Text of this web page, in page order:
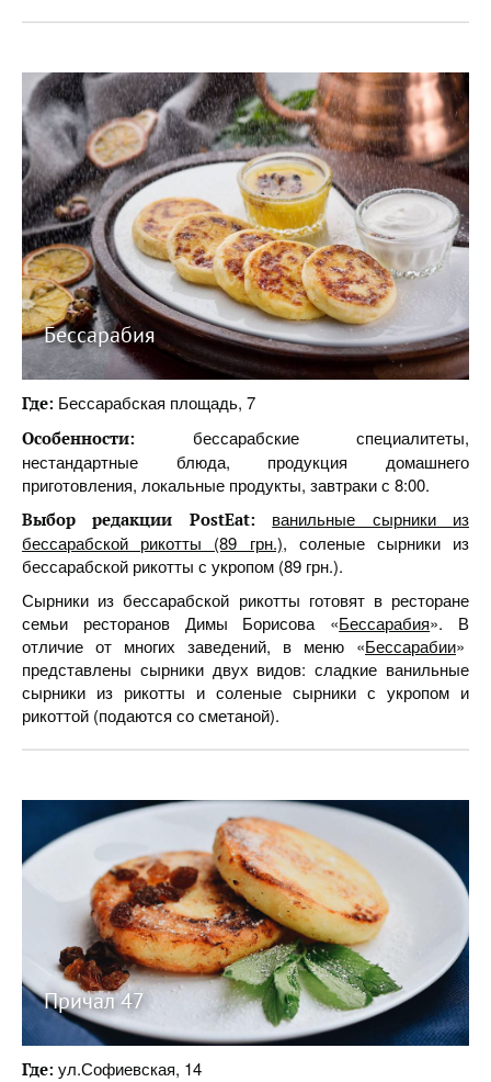
Бессарабия
Где: Бессарабская площадь, 7
Особенности: бессарабские специалитеты,
нестандартные блюда, продукция домашнего
приготовления, локальные продукты, завтраки с 8:00.
Выбор редакции PostEat: ванильные сырники из
бессарабской рикотты (89 грн.), соленые сырники из
бессарабской рикотты с укропом (89 грн.).
Сырники из бессарабской рикотты готовят в ресторане
семьи ресторанов Димы Борисова «Бессарабия». В
отличие от многих заведений, в меню «Бессарабии»
представлены сырники двух видов: сладкие ванильные
сырники из рикотты и соленые сырники с укропом и
рикоттой (подаются со сметаной).
Причал 47
Где: ул.Софиевская, 14